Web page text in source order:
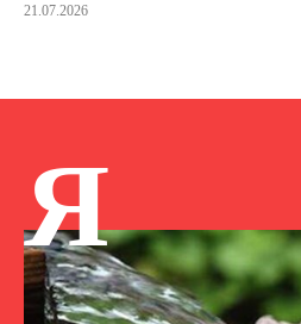
21.07.2026
Я